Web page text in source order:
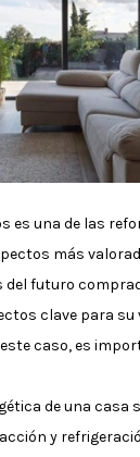
es una de las
más
del futuro
clave para
caso, es
de una
y